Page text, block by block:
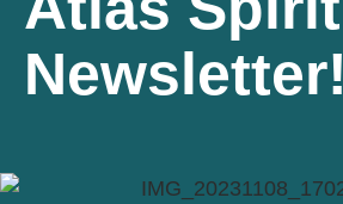
Newsletter!